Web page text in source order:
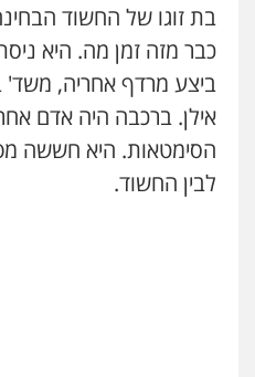
עו"ד אסף גונן
פלילי פשע
0542255161
גל דהן –
בת זוגו של החשוד
כבר מזה זמן מה. היא
ביצע מרדף אחריה, משד'
אילן. ברכבה היה אדם
הסימטאות. היא חששה
לבין החשוד.